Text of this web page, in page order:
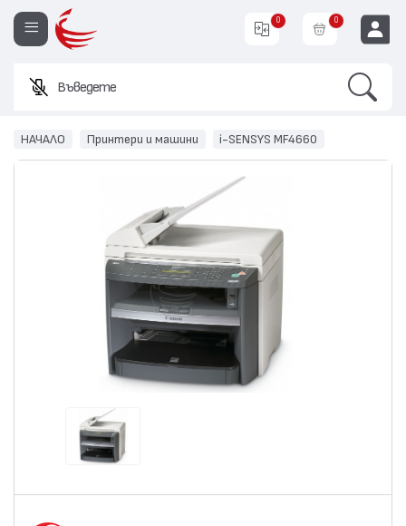
Въведете име ил
0 0
НАЧАЛО Принтери и машини i-SENSYS MF4660